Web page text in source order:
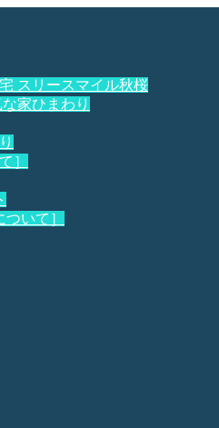
スリースマイル秋桜
家ひまわり
］
いて］